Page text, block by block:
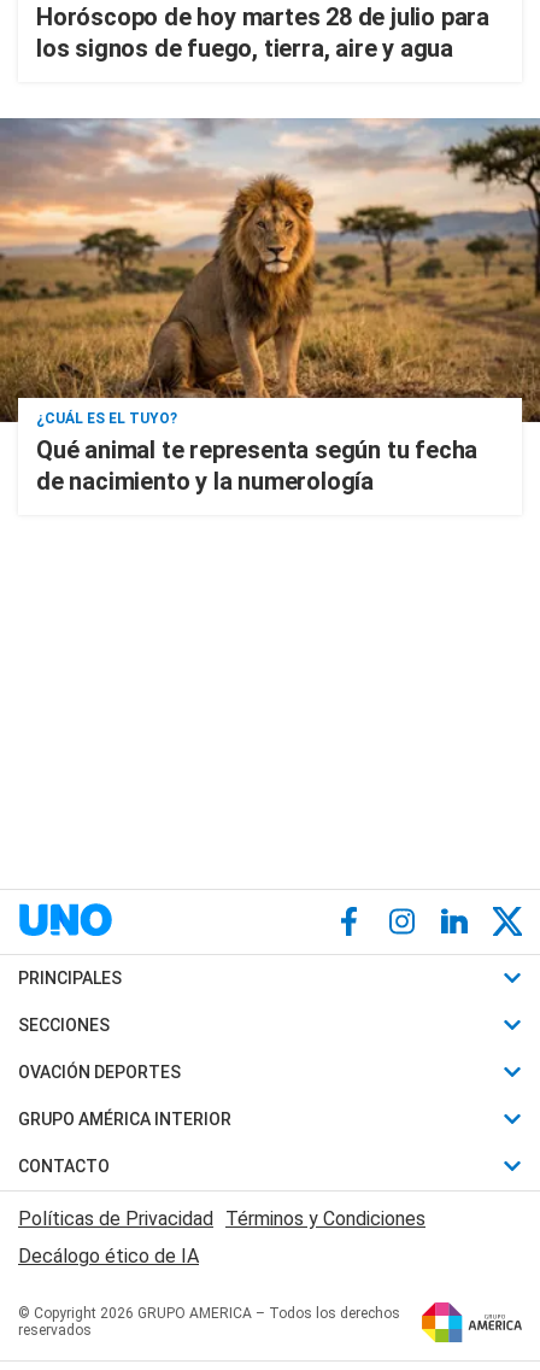
Horóscopo de hoy martes 28 de julio para
los signos de fuego, tierra, aire y agua
¿CUÁL ES EL TUYO?
Qué animal te representa según tu fecha
de nacimiento y la numerología
PRINCIPALES
Últimas Noticias
Política
Judiciales
Economia
SECCIONES
Horóscopo
Motores
Trucos caseros
Series y Películas
Edictos y Solicitadas
OVACIÓN DEPORTES
Fútbol
Mundial
Automovilismo
Rugby
Básquet
GRUPO AMÉRICA INTERIOR
Canal 7 en Vivo
San Juan 8
CONTACTO
Acerca de Nosotros
Contactanos
Políticas de Privacidad Términos y Condiciones
Decálogo ético de IA
© Copyright 2026 GRUPO AMERICA – Todos los derechos
reservados